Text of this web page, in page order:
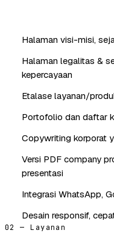
Halaman visi-misi,
Halaman legalitas &
kepercayaan
Etalase layanan/
Portofolio dan daftar
Copywriting korporat
Versi PDF company
presentasi
Integrasi WhatsApp,
Desain responsif,
02 — Layanan